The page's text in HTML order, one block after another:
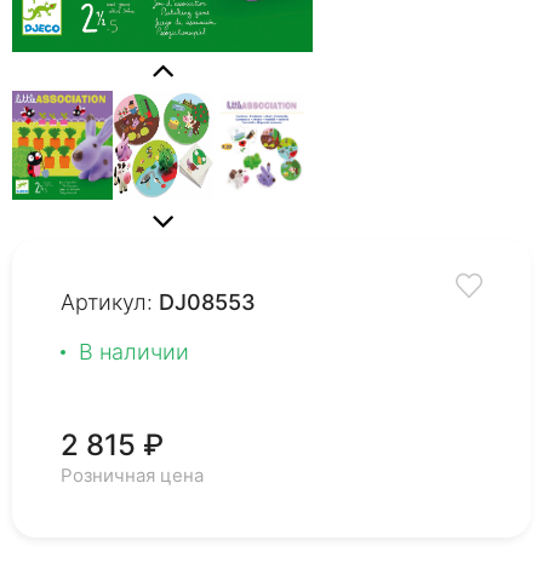
Артикул: DJ08553
В наличии
2 815 ₽
Розничная цена